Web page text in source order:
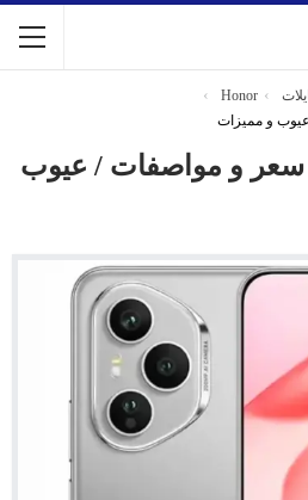
Honor
HONOR 400 Pro سعر و مواصفات / عيوب